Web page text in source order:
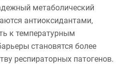
метаболический
антиоксидантами,
к температурным
становятся более
респираторных патогенов.